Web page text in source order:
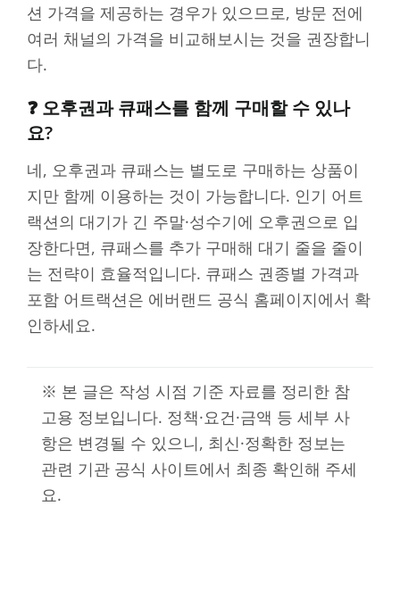
션 가격을 제공하는 경우가 있으므로, 방문 전에
여러 채널의 가격을 비교해보시는 것을 권장합니
다.
❓ 오후권과 큐패스를 함께 구매할 수 있나
요?
네, 오후권과 큐패스는 별도로 구매하는 상품이
지만 함께 이용하는 것이 가능합니다. 인기 어트
랙션의 대기가 긴 주말·성수기에 오후권으로 입
장한다면, 큐패스를 추가 구매해 대기 줄을 줄이
는 전략이 효율적입니다. 큐패스 권종별 가격과
포함 어트랙션은 에버랜드 공식 홈페이지에서 확
인하세요.
※ 본 글은 작성 시점 기준 자료를 정리한 참
고용 정보입니다. 정책·요건·금액 등 세부 사
항은 변경될 수 있으니, 최신·정확한 정보는
관련 기관 공식 사이트에서 최종 확인해 주세
요.